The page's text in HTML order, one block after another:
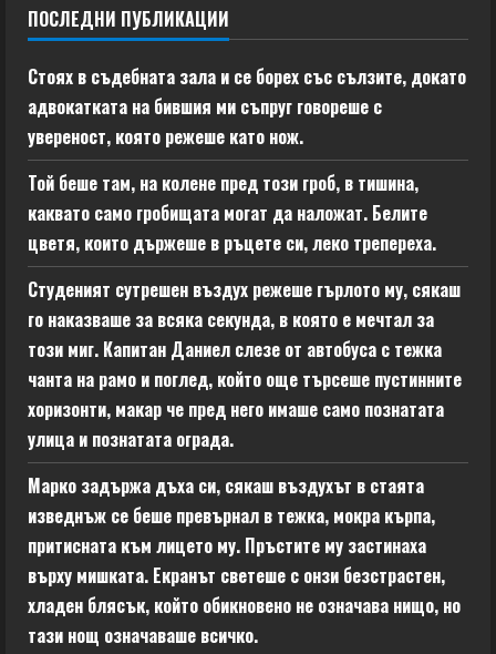
ПОСЛЕДНИ ПУБЛИКАЦИИ
Стоях в съдебната зала и се борех със сълзите, докато
адвокатката на бившия ми съпруг говореше с
увереност, която режеше като нож.
Той беше там, на колене пред този гроб, в тишина,
каквато само гробищата могат да наложат. Белите
цветя, които държеше в ръцете си, леко трепереха.
Студеният сутрешен въздух режеше гърлото му, сякаш
го наказваше за всяка секунда, в която е мечтал за
този миг. Капитан Даниел слезе от автобуса с тежка
чанта на рамо и поглед, който още търсеше пустинните
хоризонти, макар че пред него имаше само познатата
улица и познатата ограда.
Марко задържа дъха си, сякаш въздухът в стаята
изведнъж се беше превърнал в тежка, мокра кърпа,
притисната към лицето му. Пръстите му застинаха
върху мишката. Екранът светеше с онзи безстрастен,
хладен блясък, който обикновено не означава нищо, но
тази нощ означаваше всичко.